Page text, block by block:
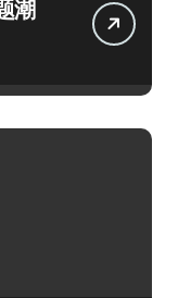
潮